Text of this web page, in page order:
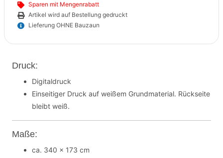
Sparen mit Mengenrabatt
Artikel wird auf Bestellung gedruckt
Lieferung OHNE Bauzaun
Druck:
Digitaldruck
Einseitiger Druck auf weißem Grundmaterial. Rückseite
bleibt weiß.
Maße:
ca. 340 x 173 cm